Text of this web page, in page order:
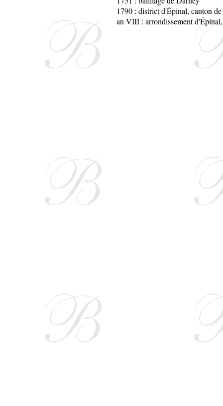
1790 : district d'Épinal, canton
an VIII : arrondissement